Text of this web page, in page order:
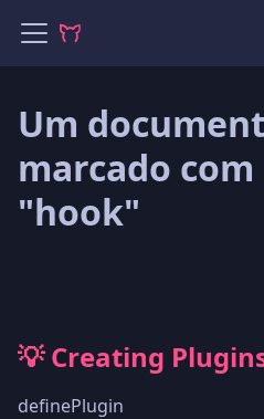
Um
marcado com
"hook"
💡 Creating
definePlugin